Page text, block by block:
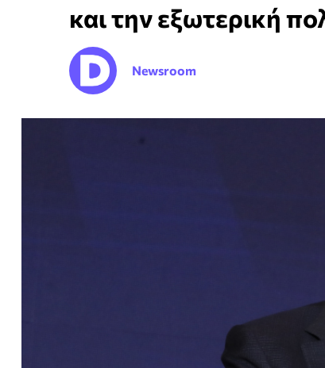
και την εξωτερική
Newsroom